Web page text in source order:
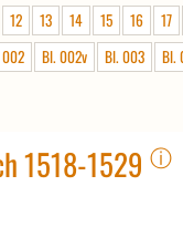
12 13 14 15 16
17
Bl. 002v Bl. 003
Bl.
1518-1529 ⓘ